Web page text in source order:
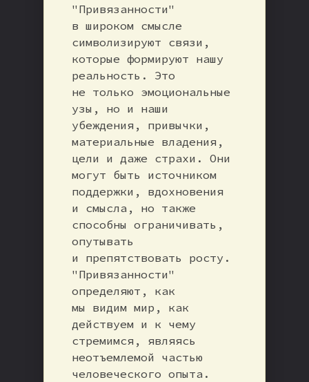
"Привязанности"
в широком смысле
символизируют связи,
которые формируют нашу
реальность. Это
не только эмоциональные
узы, но и наши
убеждения, привычки,
материальные владения,
цели и даже страхи. Они
могут быть источником
поддержки, вдохновения
и смысла, но также
способны ограничивать,
опутывать
и препятствовать росту.
"Привязанности"
определяют, как
мы видим мир, как
действуем и к чему
стремимся, являясь
неотъемлемой частью
человеческого опыта.